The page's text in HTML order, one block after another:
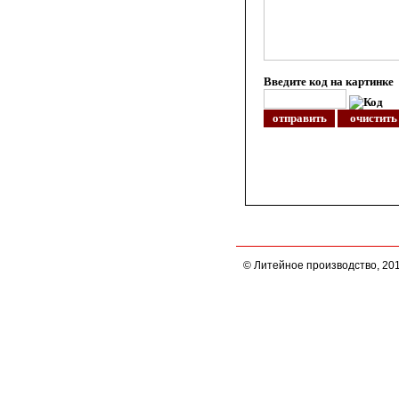
Введите код на картинке
© Литейное производство,